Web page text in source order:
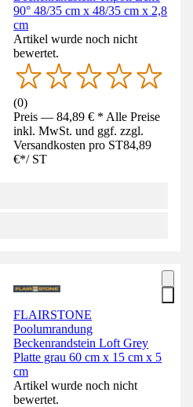
90° 48/35 cm x 48/35 cm x 2,8
cm
Artikel wurde noch nicht
bewertet.
(0)
Preis — 84,89 € * Alle Preise
inkl. MwSt. und ggf. zzgl.
Versandkosten pro ST84,89
€*/ ST
FLAIRSTONE
Poolumrandung
Beckenrandstein Loft Grey
Platte grau 60 cm x 15 cm x 5
cm
Artikel wurde noch nicht
bewertet.